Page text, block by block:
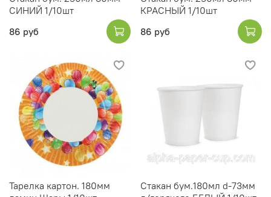
СИНИЙ 1/10шт
86 руб
КРАСНЫЙ 1/10шт
86 руб
Тарелка картон. 180мм
Стакан бум.180мл d-73мм